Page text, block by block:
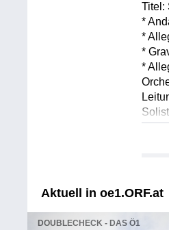
Titel:
*
*
*
*
Titel:
Aktuell in oe1.ORF.at
DOUBLECHECK - DAS Ö1